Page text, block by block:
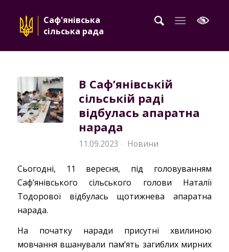
Саф'янівська
сільська рада
В Саф’янівській
сільській раді
відбулась апаратна
нарада
11.09.2023 · Новини
Сьогодні, 11 вересня, під головуванням
Саф’янівського сільського голови Наталії
Тодорової відбулась щотижнева апаратна
нарада.
На початку наради присутні хвилиною
мовчання вшанували пам’ять загиблих мирних